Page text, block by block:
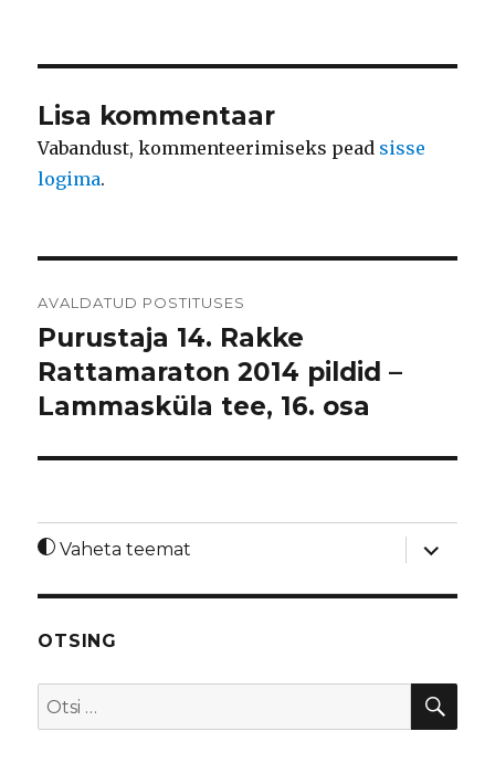
Lisa kommentaar
Vabandust, kommenteerimiseks pead sisse
logima.
AVALDATUD POSTITUSES
Purustaja 14. Rakke
Rattamaraton 2014 pildid –
Lammasküla tee, 16. osa
Vaheta teemat
laienda
OTSING
Otsi: